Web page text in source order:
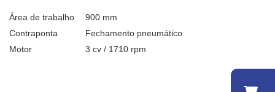
Área de trabalho
900 mm
Contraponta
Fechamento pneumático
Motor
3 cv / 1710 rpm